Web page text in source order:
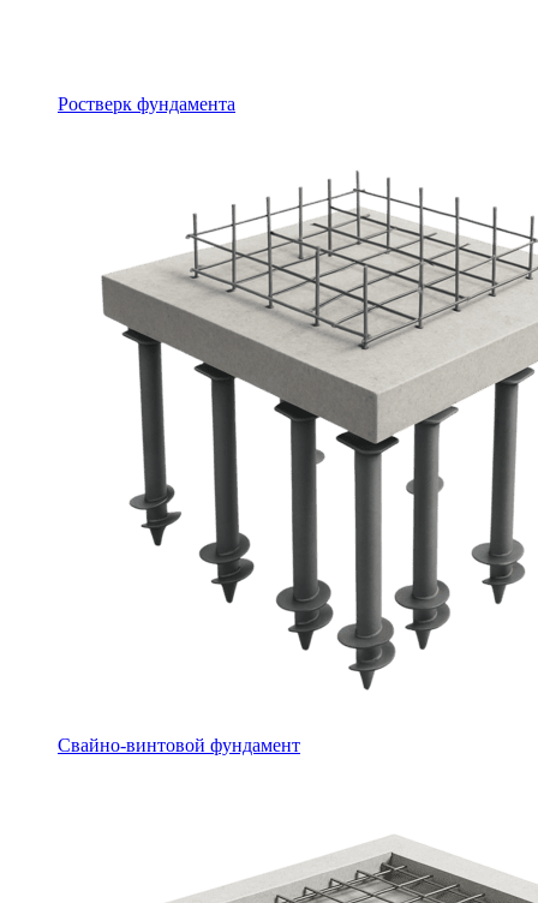
Ростверк фундамента
Свайно-винтовой фундамент